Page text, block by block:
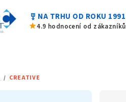
military_tech NA TRHU OD ROKU 1991
star4.9 hodnocení od zákazníků
/ CREATIVE